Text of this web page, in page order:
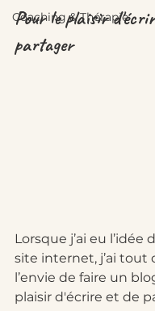
Coaching & Thérapie
Pour le plaisir
partager
Lorsque j’ai eu l’idée
site internet, j’ai tout
l’envie de faire un
plaisir d'écrire et de